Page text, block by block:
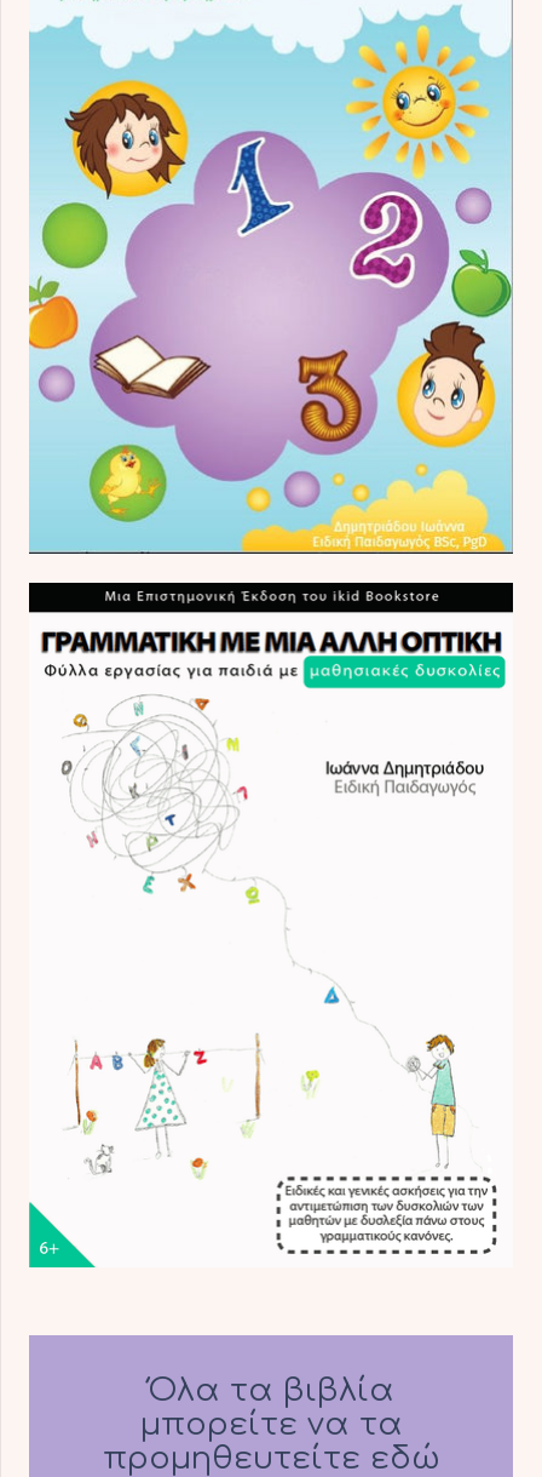
Όλα τα βιβλία
μπορείτε να τα
προμηθευτείτε εδώ